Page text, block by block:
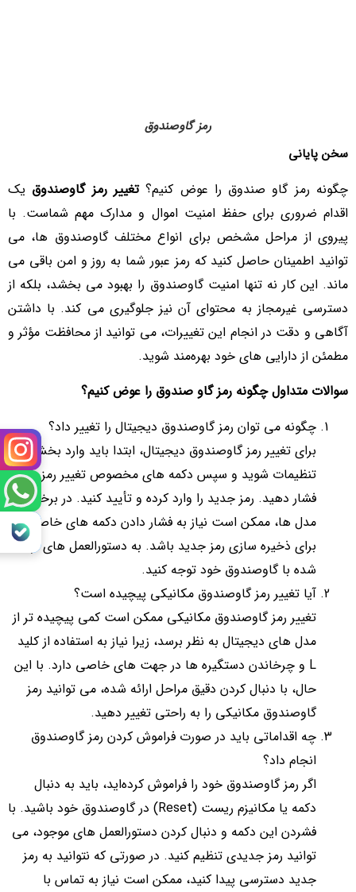
رمز گاوصندوق
سخن پایانی
چگونه رمز گاو صندوق را عوض کنیم؟تغییر رمز گاوصندوق یک
اقدام ضروری برای حفظ امنیت اموال و مدارک مهم شماست. با
پیروی از مراحل مشخص برای انواع مختلف گاوصندوق‌ ها، می‌
توانید اطمینان حاصل کنید که رمز عبور شما به‌ روز و امن باقی می‌
ماند. این کار نه تنها امنیت گاوصندوق را بهبود می‌ بخشد، بلکه از
دسترسی غیرمجاز به محتوای آن نیز جلوگیری می‌ کند. با داشتن
آگاهی و دقت در انجام این تغییرات، می‌ توانید از محافظت مؤثر و
مطمئن از دارایی‌ های خود بهره‌مند شوید.
سوالات متداول چگونه رمز گاو صندوق را عوض کنیم؟
چگونه می‌ توان رمز گاوصندوق دیجیتال را تغییر داد؟
برای تغییر رمز گاوصندوق دیجیتال، ابتدا باید وارد بخش
تنظیمات شوید و سپس دکمه‌ های مخصوص تغییر رمز را
فشار دهید. رمز جدید را وارد کرده و تأیید کنید. در برخی
مدل‌ ها، ممکن است نیاز به فشار دادن دکمه‌ های خاصی
برای ذخیره‌ سازی رمز جدید باشد. به دستورالعمل‌ های ارائه
شده با گاوصندوق خود توجه کنید.
آیا تغییر رمز گاوصندوق مکانیکی پیچیده است؟
تغییر رمز گاوصندوق مکانیکی ممکن است کمی پیچیده‌ تر از
مدل‌ های دیجیتال به نظر برسد، زیرا نیاز به استفاده از کلید
L و چرخاندن دستگیره‌ ها در جهت‌ های خاصی دارد. با این
حال، با دنبال کردن دقیق مراحل ارائه شده، می‌ توانید رمز
گاوصندوق مکانیکی را به راحتی تغییر دهید.
چه اقداماتی باید در صورت فراموش کردن رمز گاوصندوق
انجام داد؟
اگر رمز گاوصندوق خود را فراموش کرده‌اید، باید به دنبال
دکمه یا مکانیزم ریست (Reset) در گاوصندوق خود باشید. با
فشردن این دکمه و دنبال کردن دستورالعمل‌ های موجود، می‌
توانید رمز جدیدی تنظیم کنید. در صورتی که نتوانید به رمز
جدید دسترسی پیدا کنید، ممکن است نیاز به تماس با